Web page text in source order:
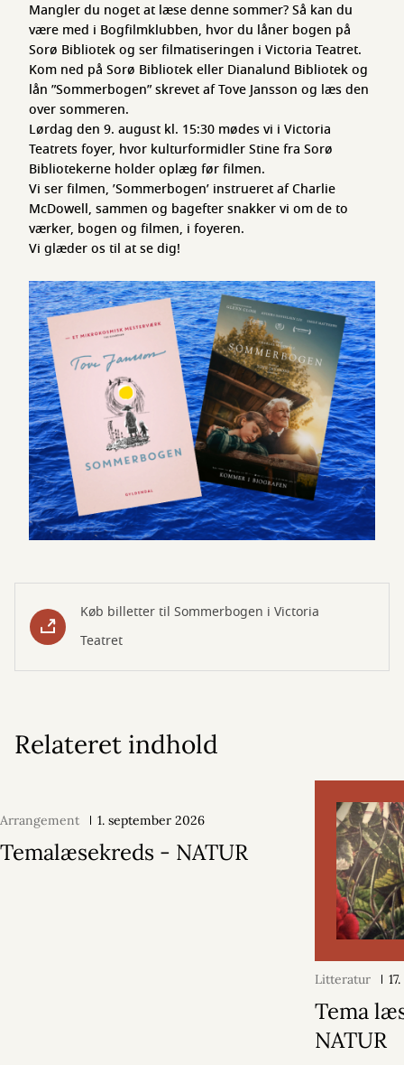
Mangler du noget at læse denne sommer? Så kan du
være med i Bogfilmklubben, hvor du låner bogen på
Sorø Bibliotek og ser filmatiseringen i Victoria Teatret.
Kom ned på Sorø Bibliotek eller Dianalund Bibliotek og
lån ”Sommerbogen” skrevet af Tove Jansson og læs den
over sommeren.
Lørdag den 9. august kl. 15:30 mødes vi i Victoria
Teatrets foyer, hvor kulturformidler Stine fra Sorø
Bibliotekerne holder oplæg før filmen.
Vi ser filmen, ’Sommerbogen’ instrueret af Charlie
McDowell, sammen og bagefter snakker vi om de to
værker, bogen og filmen, i foyeren.
Vi glæder os til at se dig!
Køb billetter til Sommerbogen i Victoria
Teatret
Relateret indhold
Arrangement 1. september 2026
Temalæsekreds - NATUR
Litteratur
Tema
NATUR